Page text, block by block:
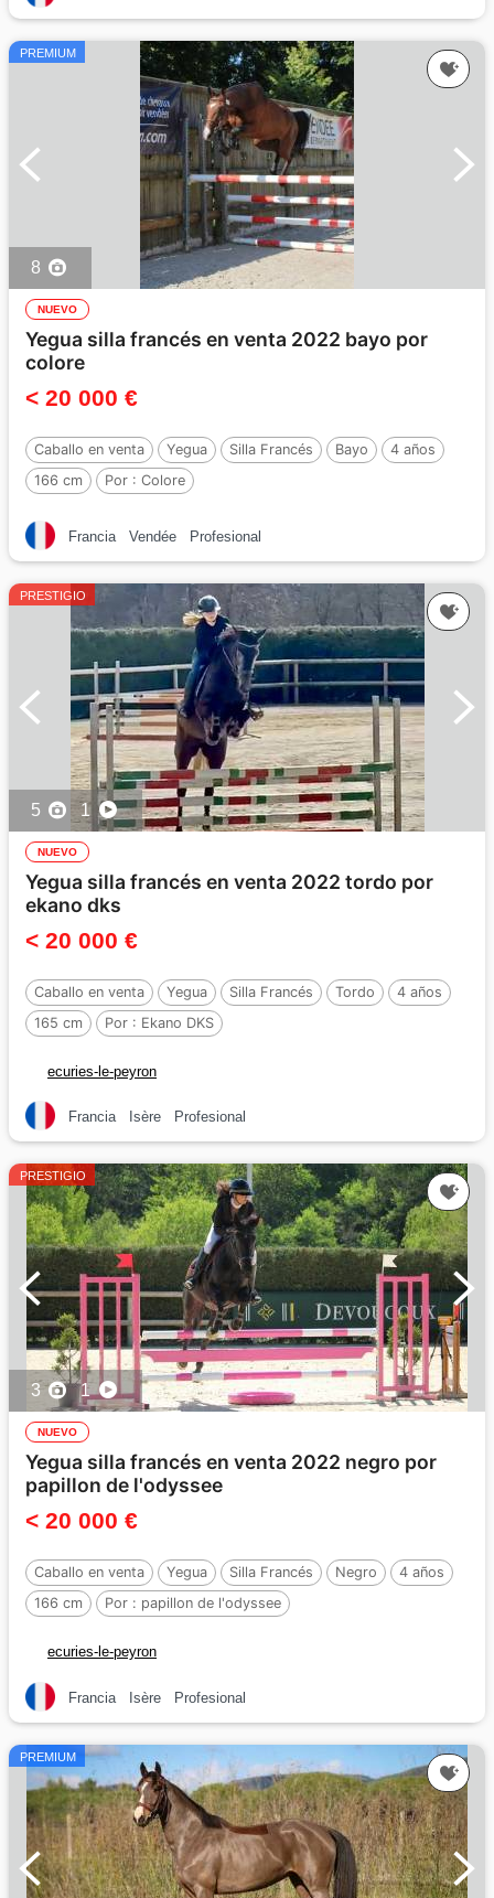
PREMIUM
8
NUEVO
Yegua silla francés en venta 2022 bayo por
colore
< 20 000 €
Caballo en venta Yegua Silla Francés Bayo
4 años
166 cm
Por : Colore
Francia Vendée Profesional
PRESTIGIO
5 1
NUEVO
Yegua silla francés en venta 2022 tordo por
ekano dks
< 20 000 €
Caballo en venta Yegua Silla Francés Tordo
4 años
165 cm
Por : Ekano DKS
ecuries-le-peyron
Francia Isère Profesional
PRESTIGIO
3 1
NUEVO
Yegua silla francés en venta 2022 negro por
papillon de l'odyssee
< 20 000 €
Caballo en venta Yegua Silla Francés Negro
4 años
166 cm
Por : papillon de l'odyssee
ecuries-le-peyron
Francia Isère Profesional
PREMIUM